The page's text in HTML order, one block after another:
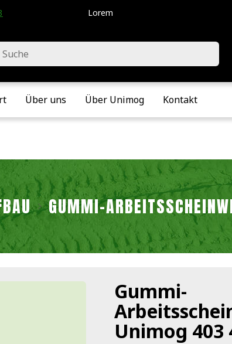
Velddriel • Die Niederlande
Lorem
Über uns Über Unimog Kontakt
GUMMI-
Gummi-
Unimog 403